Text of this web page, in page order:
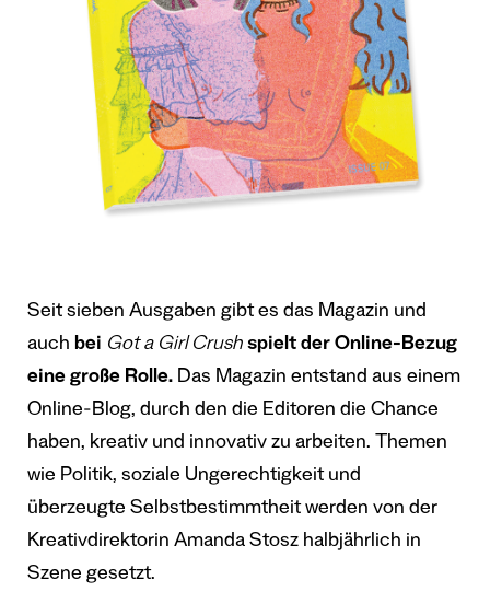
Seit sieben Ausgaben gibt es das Magazin und
auch bei Got a Girl Crush spielt der Online-Bezug
eine große Rolle. Das Magazin entstand aus einem
Online-Blog, durch den die Editoren die Chance
haben, kreativ und innovativ zu arbeiten. Themen
wie Politik, soziale Ungerechtigkeit und
überzeugte Selbstbestimmtheit werden von der
Kreativdirektorin Amanda Stosz halbjährlich in
Szene gesetzt.